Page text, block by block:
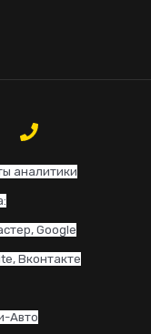
аналитики
Google
Вконтакте
Авто